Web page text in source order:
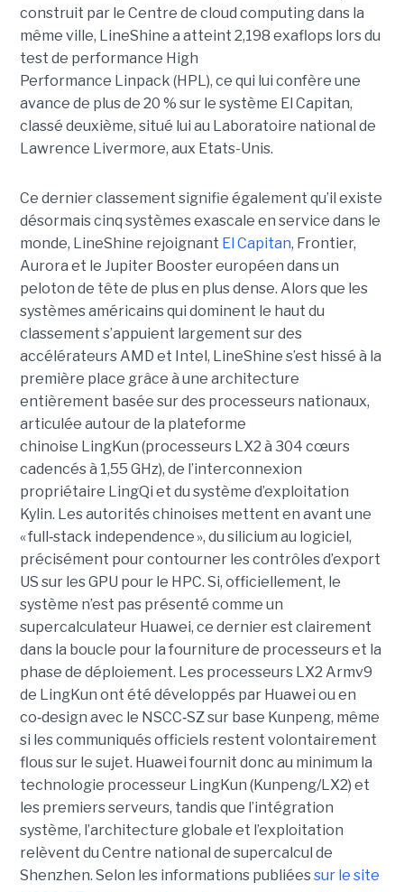
construit par le Centre de cloud computing dans la
même ville, LineShine a atteint 2,198 exaflops lors du
test de performance High
Performance Linpack (HPL), ce qui lui confère une
avance de plus de 20 % sur le système El Capitan,
classé deuxième, situé lui au Laboratoire national de
Lawrence Livermore, aux Etats-Unis.
Ce dernier classement signifie également qu’il existe
désormais cinq systèmes exascale en service dans le
monde, LineShine rejoignant El Capitan, Frontier,
Aurora et le Jupiter Booster européen dans un
peloton de tête de plus en plus dense. Alors que les
systèmes américains qui dominent le haut du
classement s’appuient largement sur des
accélérateurs AMD et Intel, LineShine s’est hissé à la
première place grâce à une architecture
entièrement basée sur des processeurs nationaux,
articulée autour de la plateforme
chinoise LingKun (processeurs LX2 à 304 cœurs
cadencés à 1,55 GHz), de l’interconnexion
propriétaire LingQi et du système d’exploitation
Kylin. Les autorités chinoises mettent en avant une
« full‑stack independence », du silicium au logiciel,
précisément pour contourner les contrôles d’export
US sur les GPU pour le HPC. Si, officiellement, le
système n’est pas présenté comme un
supercalculateur Huawei, ce dernier est clairement
dans la boucle pour la fourniture de processeurs et la
phase de déploiement. Les processeurs LX2 Armv9
de LingKun ont été développés par Huawei ou en
co‑design avec le NSCC‑SZ sur base Kunpeng, même
si les communiqués officiels restent volontairement
flous sur le sujet. Huawei fournit donc au minimum la
technologie processeur LingKun (Kunpeng/LX2) et
les premiers serveurs, tandis que l’intégration
système, l’architecture globale et l’exploitation
relèvent du Centre national de supercalcul de
Shenzhen. Selon les informations publiéessur le site